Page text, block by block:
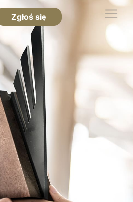
Zgłoś się